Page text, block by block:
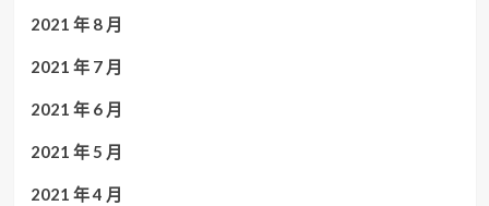
2021 年 8 月
2021 年 7 月
2021 年 6 月
2021 年 5 月
2021 年 4 月